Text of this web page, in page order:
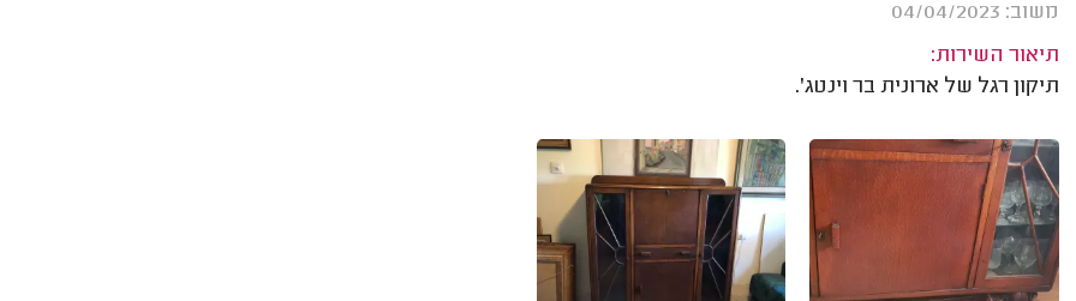
משוב: 04/04/2023
תיאור השירות:
תיקון רגל של ארונית בר וינטג'.